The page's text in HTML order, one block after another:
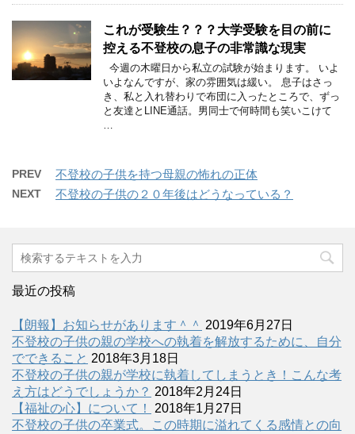
これが受験生？？？大学受験を目の前に
控える不登校の息子の非常識な現実
今週の木曜日から私立の試験が始まります。 いよ
いよなんですが、家の雰囲気は緩い。 息子はさっ
き、私と入れ替わりで布団に入ったところで、ずっ
と友達とLINE通話。男同士で何時間も笑いこけて
…
PREV 不登校の子供を持つ母親の怖れの正体
NEXT 不登校の子供の２０年後はどうなっている？
最近の投稿
【朗報】お知らせがあります＾＾ 2019年6月27日
不登校の子供の親の学校への執着を解放するために、自分
でできること 2018年3月18日
不登校の子供の親が学校に執着してしまうとき！こんな考
え方はどうでしょうか？ 2018年2月24日
【福祉の心】について！
2018年1月27日
不登校の子供の卒業式。この時期に溢れてくる感情との向